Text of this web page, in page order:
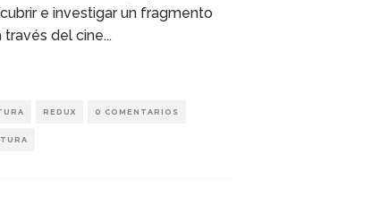
e investigar un fragmento
del cine...
REDUX 0 COMENTARIOS